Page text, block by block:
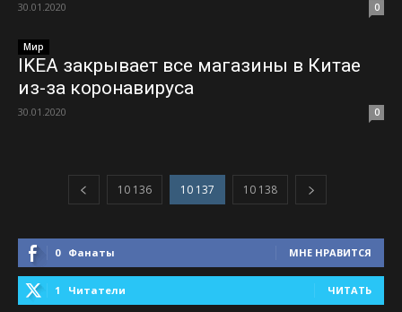
30.01.2020 0
Мир
IKEA закрывает все магазины в Китае
из-за коронавируса
30.01.2020 0
10 136 10 137 10 138
0 Фанаты МНЕ НРАВИТСЯ
1 Читатели ЧИТАТЬ